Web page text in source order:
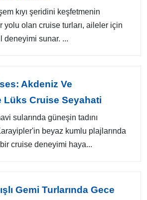
kıyı şeridini keşfetmenin
yolu olan cruise turları, aileler için
deneyimi sunar. ...
Akdeniz Ve
Lüks Cruise Seyahati
sularında güneşin tadını
beyaz kumlu plajlarında
cruise deneyimi haya...
Gemi Turlarında Gece